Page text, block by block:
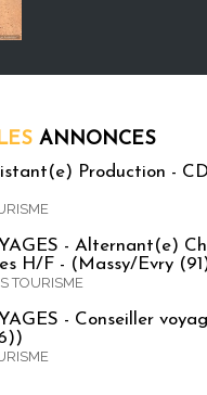
ANNONCES
Production -
- Alternant(e)
H/F - (Massy/Evry
TOURISME
- Conseiller